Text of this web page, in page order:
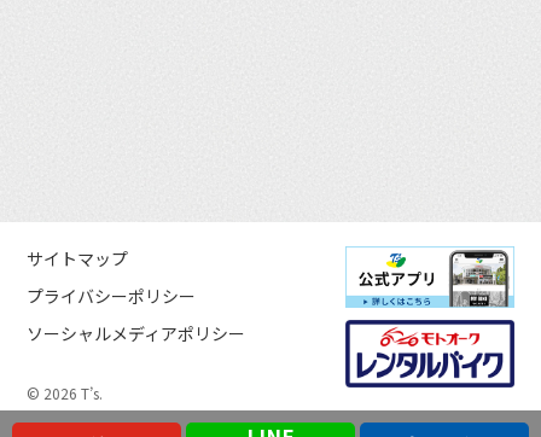
サイトマップ
プライバシーポリシー
ソーシャルメディアポリシー
© 2026 T’s.